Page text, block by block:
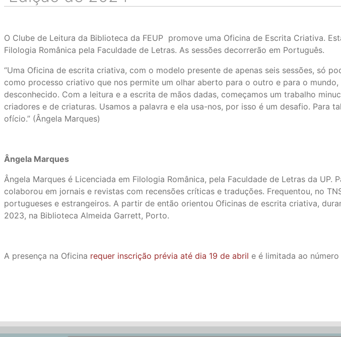
O Clube de Leitura da Biblioteca da FEUP promove uma Oficina de Escrita Criativa.
Filologia Românica pela Faculdade de Letras. As sessões decorrerão em Português.
“Uma Oficina de escrita criativa, com o modelo presente de apenas seis sessões, só
como processo criativo que nos permite um olhar aberto para o outro e para o
desconhecido. Com a leitura e a escrita de mãos dadas, começamos um trabalho
criadores e de criaturas. Usamos a palavra e ela usa-nos, por isso é um desafio.
ofício.” (Ângela Marques)
Ângela Marques
Ângela Marques é Licenciada em Filologia Românica, pela Faculdade de Letras da
colaborou em jornais e revistas com recensões críticas e traduções. Frequentou, no
portugueses e estrangeiros. A partir de então orientou Oficinas de escrita criativa,
2023, na Biblioteca Almeida Garrett, Porto.
A presença na Oficina requer inscrição prévia até dia 19 de abril e é limitada ao